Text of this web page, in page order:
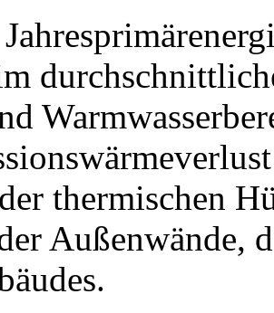
thermischen
Außenwände,